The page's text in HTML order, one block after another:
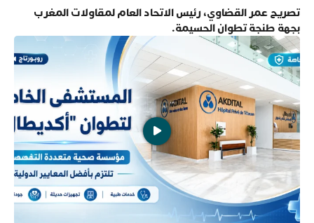
تصريح عمر القضاوي، رئيس الاتحاد العام لمقاولات المغرب
بجهة طنجة تطوان الحسيمة.